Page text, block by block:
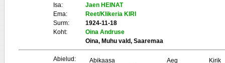
Isa:
Jaen HEINAT
Ema:
Reet/Klikeria KIRI
Surm:
1924-11-18
Koht:
Oina Andruse
Oina, Muhu vald, Saaremaa
Abielud: Abikaasa Aeg
Kirik